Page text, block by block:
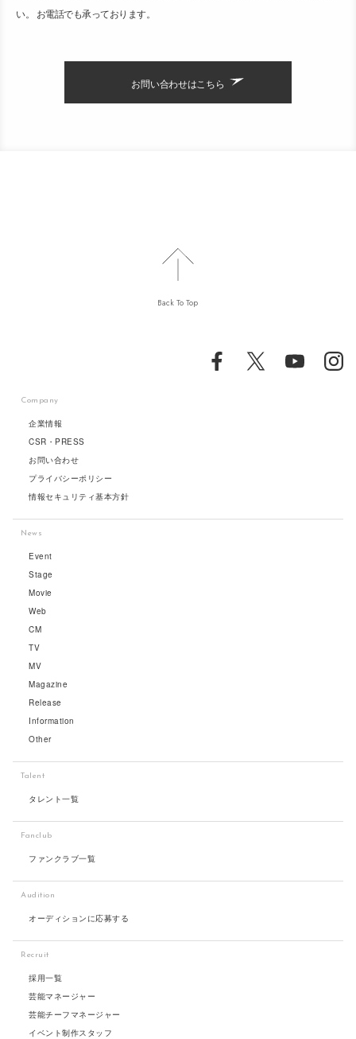
い。 お電話でも承っております。
お問い合わせはこちら
Back To Top
Company
企業情報
CSR・PRESS
お問い合わせ
プライバシーポリシー
情報セキュリティ基本方針
News
Event
Stage
Movie
Web
CM
TV
MV
Magazine
Release
Information
Other
Talent
タレント一覧
Fanclub
ファンクラブ一覧
Audition
オーディションに応募する
Recruit
採用一覧
芸能マネージャー
芸能チーフマネージャー
イベント制作スタッフ